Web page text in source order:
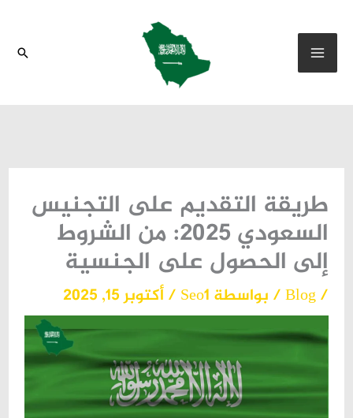
إلى
المحتوى
البحث
طريقة التقديم على التجنيس
السعودي 2025: من الشروط
إلى الحصول على الجنسية
/
Blog/ بواسطة Seo1
/أكتوبر 15, 2025